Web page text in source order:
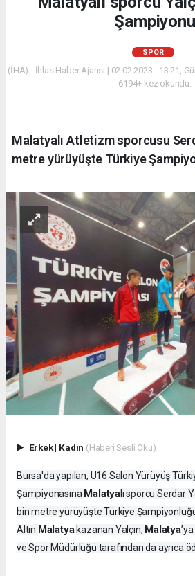
Şampiyonu
SPOR
(İHA) - İhlas Haber Ajansı | 02.02.2023 - 13:21,
6194+ kez okundu.
Malatyalı Atletizm sporcusu
metre yürüyüşte Türkiye
Erkek| Kadın (Haberi Sesli Oku)
Bursa'da yapılan, U16 Salon Yürüyüş
Şampiyonasına Malatyalı sporcu Serdar
bin metre yürüyüşte Türkiye
Altın Malatyakazanan Yalçın, Malatya
ve Spor Müdürlüğü tarafından da ayrıca